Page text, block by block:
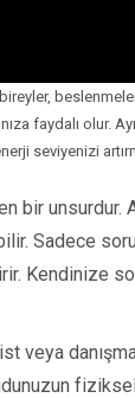
faydalı olur.
seviyenizi
bir unsurdur.
Sadece
Kendinize
veya